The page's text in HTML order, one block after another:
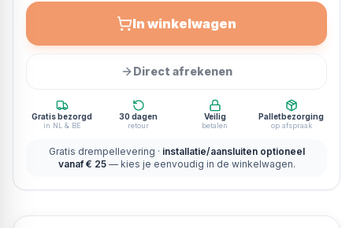
In winkelwagen
Direct afrekenen
Gratis bezorgd
in NL & BE
30 dagen
retour
Veilig
betalen
Palletbezorging
op afspraak
Gratis drempellevering · installatie/aansluiten optioneel
vanaf € 25 — kies je eenvoudig in de winkelwagen.